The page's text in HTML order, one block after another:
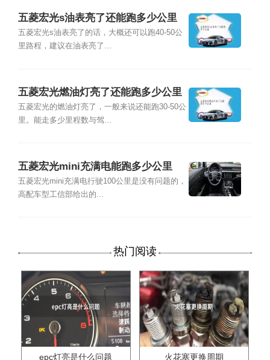
五菱宏光s油表亮了还能跑多少公里
五菱宏光s油表亮了的话，大概还可以跑40-50公
里路程，建议在油表亮了...
五菱宏光燃油灯亮了还能跑多少公里
五菱宏光的燃油灯亮了，一般来说还能跑30-50公
里。能走多少里程数与驾...
五菱宏光mini充满电能跑多少公里
五菱宏光mini充满电行驶100公里是没有问题的，
高配车型工信部给出的...
热门阅读
epc灯亮是什么问题 火花塞更换周期